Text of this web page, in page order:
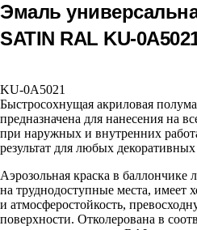
Эмаль
SATIN RAL KU-
KU-0A5021
Быстросохнущая акриловая
предназначена для нанесения на
при наружных и внутренних
результат для любых
Аэрозольная краска в баллончике
на труднодоступные места, имеет
и атмосферостойкость,
поверхности. Отколерована в